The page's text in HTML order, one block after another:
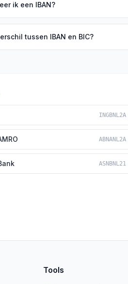
ik een IBAN?
tussen IBAN en BIC?
INGBNL2A
ABNANL2A
ASNBNL21
Tools